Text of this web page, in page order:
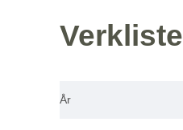
Verkliste
År